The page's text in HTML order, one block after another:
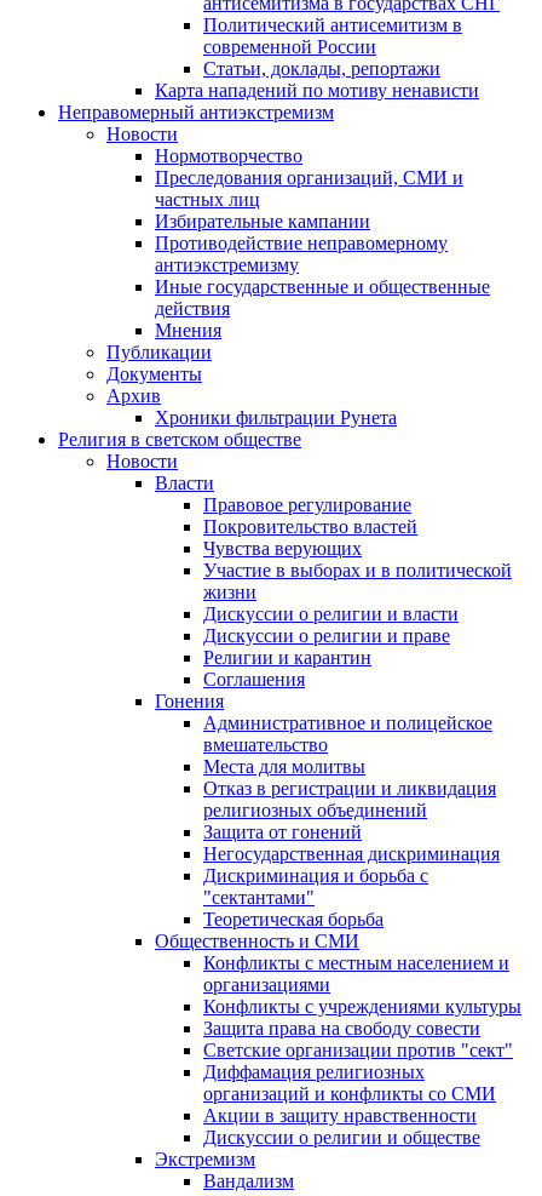
Политический антисемитизм в
современной России
Статьи, доклады, репортажи
Карта нападений по мотиву ненависти
Неправомерный антиэкстремизм
Новости
Нормотворчество
Преследования организаций, СМИ и
частных лиц
Избирательные кампании
Противодействие неправомерному
антиэкстремизму
Иные государственные и общественные
действия
Мнения
Публикации
Документы
Архив
Хроники фильтрации Рунета
Религия в светском обществе
Новости
Власти
Правовое регулирование
Покровительство властей
Чувства верующих
Участие в выборах и в политической
жизни
Дискуссии о религии и власти
Дискуссии о религии и праве
Религии и карантин
Соглашения
Гонения
Административное и полицейское
вмешательство
Места для молитвы
Отказ в регистрации и ликвидация
религиозных объединений
Защита от гонений
Негосударственная дискриминация
Дискриминация и борьба с
"сектантами"
Теоретическая борьба
Общественность и СМИ
Конфликты с местным населением и
организациями
Конфликты с учреждениями культуры
Защита права на свободу совести
Светские организации против "сект"
Диффамация религиозных
организаций и конфликты со СМИ
Акции в защиту нравственности
Дискуссии о религии и обществе
Экстремизм
Вандализм